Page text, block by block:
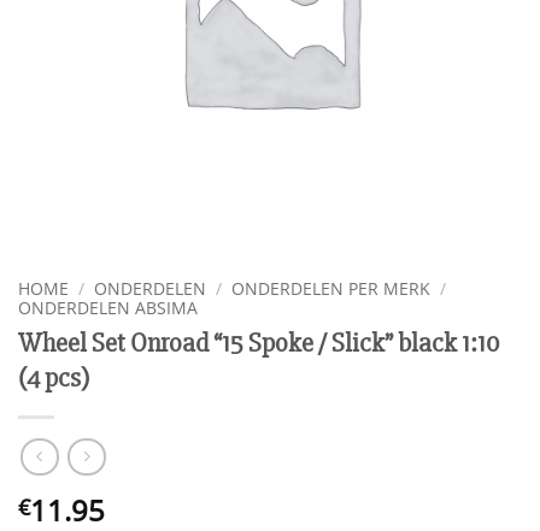
HOME / ONDERDELEN / ONDERDELEN PER MERK /
ONDERDELEN ABSIMA
Wheel Set Onroad “15 Spoke / Slick” black 1:10
(4 pcs)
€11.95